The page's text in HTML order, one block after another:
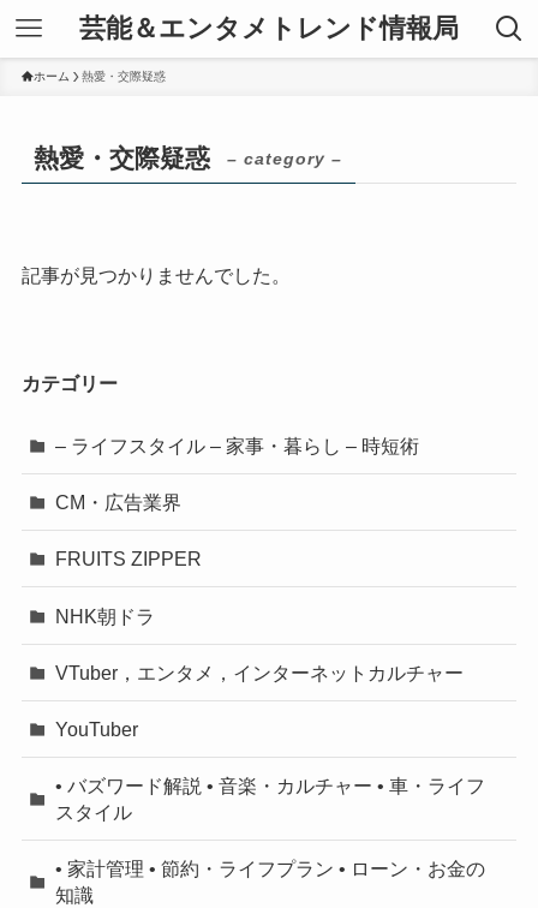
芸能＆エンタメトレンド情報局
ホーム 熱愛・交際疑惑
熱愛・交際疑惑 – category –
記事が見つかりませんでした。
カテゴリー
– ライフスタイル – 家事・暮らし – 時短術
CM・広告業界
FRUITS ZIPPER
NHK朝ドラ
VTuber，エンタメ，インターネットカルチャー
YouTuber
• バズワード解説 • 音楽・カルチャー • 車・ライフ
スタイル
• 家計管理 • 節約・ライフプラン • ローン・お金の
知識